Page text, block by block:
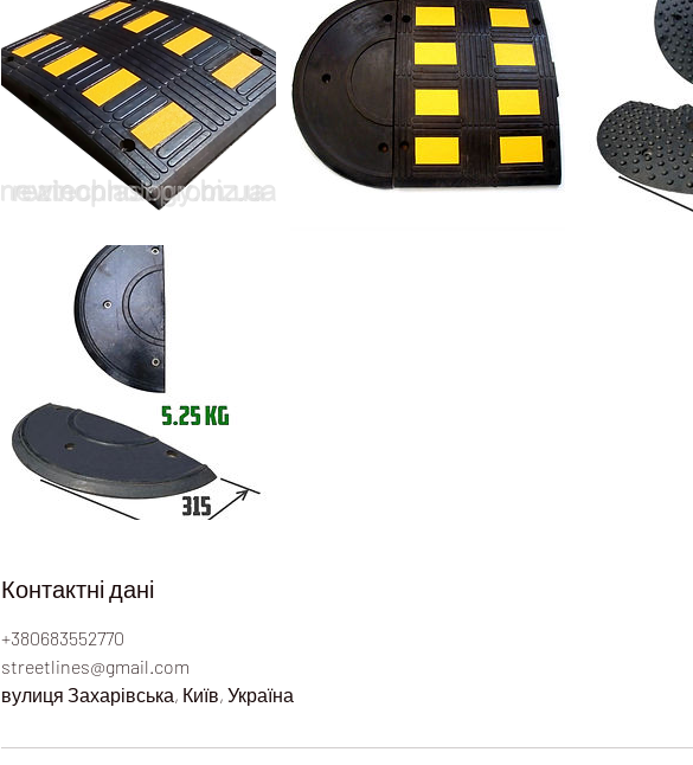
Контактні дані
+380683552770
streetlines@gmail.com
вулиця Захарівська, Київ, Україна